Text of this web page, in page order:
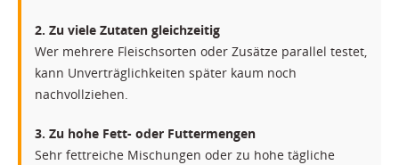
2. Zu viele Zutaten gleichzeitig
Wer mehrere Fleischsorten oder Zusätze parallel testet,
kann Unverträglichkeiten später kaum noch
nachvollziehen.
3. Zu hohe Fett- oder Futtermengen
Sehr fettreiche Mischungen oder zu hohe tägliche